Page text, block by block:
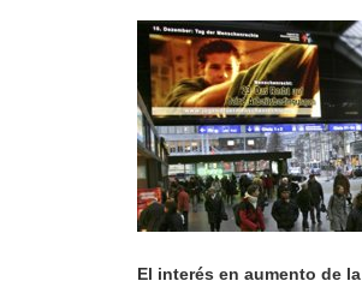
El interés en aumento de la